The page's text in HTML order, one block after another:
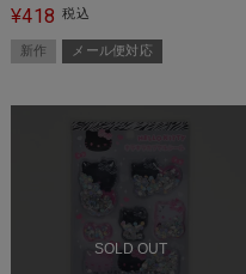
だ＜メール便対応＞
¥418 税込
新作 メール便対応
SOLD OUT